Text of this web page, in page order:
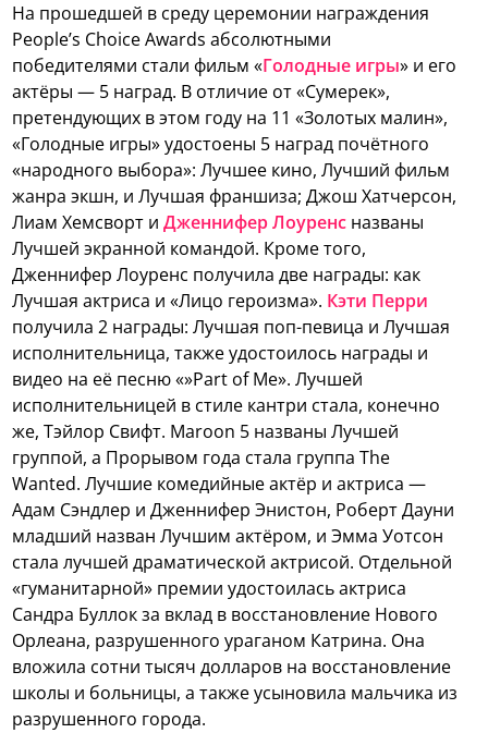
На прошедшей в среду церемонии награждения
People’s Choice Awards абсолютными
победителями стали фильм «Голодные игры» и его
актёры — 5 наград. В отличие от «Сумерек»,
претендующих в этом году на 11 «Золотых малин»,
«Голодные игры» удостоены 5 наград почётного
«народного выбора»: Лучшее кино, Лучший фильм
жанра экшн, и Лучшая франшиза; Джош Хатчерсон,
Лиам Хемсворт иДженнифер Лоуренс названы
Лучшей экранной командой. Кроме того,
Дженнифер Лоуренс получила две награды: как
Лучшая актриса и «Лицо героизма». Кэти Перри
получила 2 награды: Лучшая поп-певица и Лучшая
исполнительница, также удостоилось награды и
видео на её песню «»Part of Me». Лучшей
исполнительницей в стиле кантри стала, конечно
же, Тэйлор Свифт. Maroon 5 названы Лучшей
группой, а Прорывом года стала группа The
Wanted. Лучшие комедийные актёр и актриса —
Адам Сэндлер и Дженнифер Энистон, Роберт Дауни
младший назван Лучшим актёром, и Эмма Уотсон
стала лучшей драматической актрисой. Отдельной
«гуманитарной» премии удостоилась актриса
Сандра Буллок за вклад в восстановление Нового
Орлеана, разрушенного ураганом Катрина. Она
вложила сотни тысяч долларов на восстановление
школы и больницы, а также усыновила мальчика из
разрушенного города.